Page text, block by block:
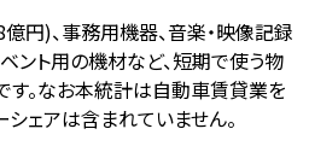
円)、事務用機器、音楽・映像記録
ント用の機材など、短期で使う物
す。なお本統計は自動車賃貸業を
シェアは含まれていません。